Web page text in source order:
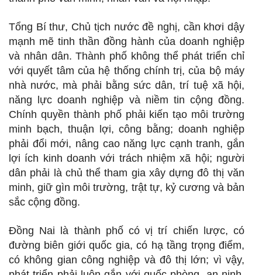
Tổng Bí thư, Chủ tịch nước đề nghị, cần khơi dậy
mạnh mẽ tinh thần đồng hành của doanh nghiệp
và nhân dân. Thành phố không thể phát triển chỉ
với quyết tâm của hệ thống chính trị, của bộ máy
nhà nước, mà phải bằng sức dân, trí tuệ xã hội,
năng lực doanh nghiệp và niềm tin cộng đồng.
Chính quyền thành phố phải kiến tạo môi trường
minh bạch, thuận lợi, công bằng; doanh nghiệp
phải đổi mới, nâng cao năng lực cạnh tranh, gắn
lợi ích kinh doanh với trách nhiệm xã hội; người
dân phải là chủ thể tham gia xây dựng đô thị văn
minh, giữ gìn môi trường, trật tự, kỷ cương và bản
sắc cộng đồng.
Đồng Nai là thành phố có vị trí chiến lược, có
đường biên giới quốc gia, có hạ tầng trọng điểm,
có không gian công nghiệp và đô thị lớn; vì vậy,